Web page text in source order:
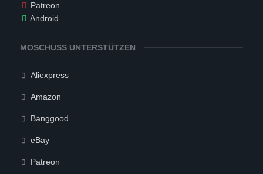
Patreon
Android
MOSCHUSS UNTERSTÜTZEN
Aliexpress
Amazon
Banggood
eBay
Patreon